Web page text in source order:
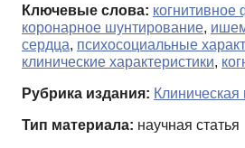
Ключевые слова: когнитивное
коронарное шунтирование,
сердца, психосоциальные
клинические характеристики,
Рубрика издания: Клиническая
Тип материала: научная статья